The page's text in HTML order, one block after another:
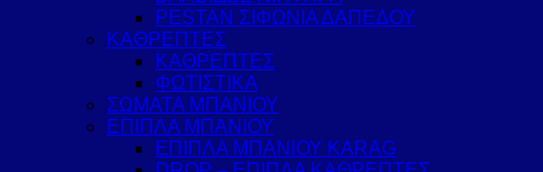
PESTAN ΣΙΦΩΝΙΑ ΔΑΠΕΔΟΥ
ΚΑΘΡΕΠΤΕΣ
ΚΑΘΡΕΠΤΕΣ
ΦΩΤΙΣΤΙΚΑ
ΣΩΜΑΤΑ ΜΠΑΝΙΟΥ
ΕΠΙΠΛΑ ΜΠΑΝΙΟΥ
ΕΠΙΠΛΑ ΜΠΑΝΙΟΥ KARAG